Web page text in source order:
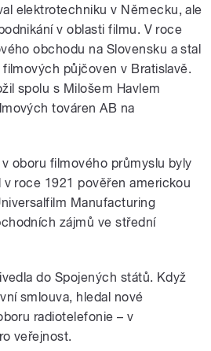
elektrotechniku v Německu, ale
v oblasti filmu. V roce
obchodu na Slovensku a stal
půjčoven v Bratislavě.
spolu s Milošem Havlem
továren AB na
oboru filmového průmyslu byly
roce 1921 pověřen americkou
Manufacturing
zájmů ve střední
do Spojených států. Když
smlouva, hledal nové
radiotelefonie – v
veřejnost.